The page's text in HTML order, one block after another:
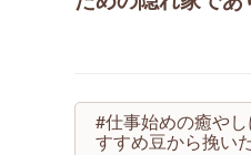
#仕事始めの癒や
すすめ豆から挽い